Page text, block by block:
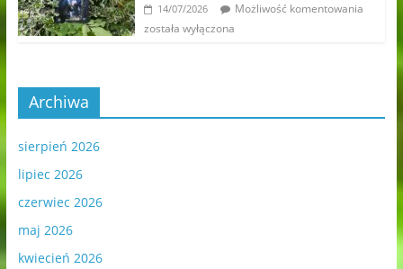
14/07/2026
Możliwość komentowania
została wyłączona
Archiwa
sierpień 2026
lipiec 2026
czerwiec 2026
maj 2026
kwiecień 2026